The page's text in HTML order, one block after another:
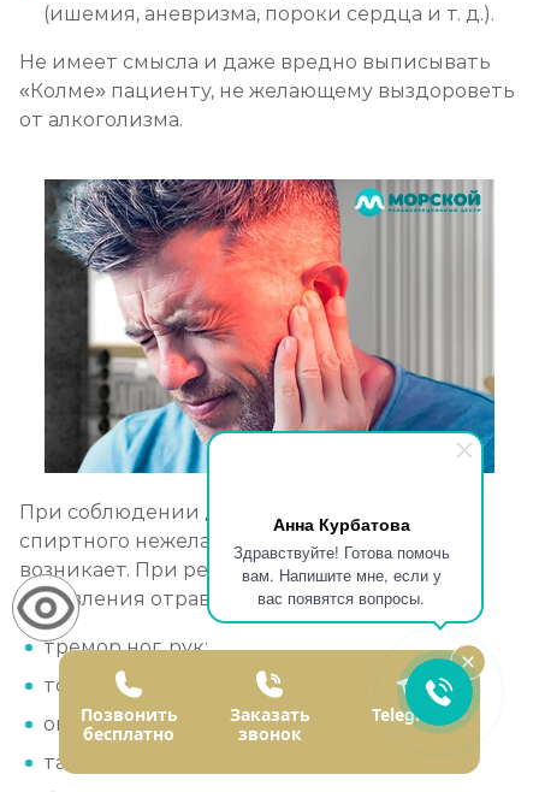
Анна Курбатова
Здравствуйте! Готова помочь
вам. Напишите мне, если у
вас появятся вопросы.
(ишемия, аневризма, пороки сердца и т. д.).
Не имеет смысла и даже вредно выписывать
«Колме» пациенту, не желающему выздороветь
от алкоголизма.
При соблюдении дозировки и отказа от
спиртного нежелательных действий не
возникает. При рецидиве развиваются
проявления отравления:
тремор ног, рук;
тошнота, рвота;
ощущение удушья;
тахикардия;
Позвонить
бесплатно
Заказать
звонок
Telegram